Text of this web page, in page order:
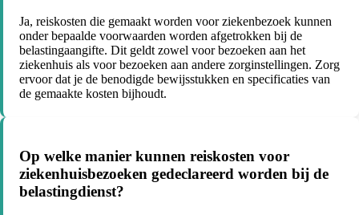
Ja, reiskosten die gemaakt worden voor ziekenbezoek kunnen
onder bepaalde voorwaarden worden afgetrokken bij de
belastingaangifte. Dit geldt zowel voor bezoeken aan het
ziekenhuis als voor bezoeken aan andere zorginstellingen. Zorg
ervoor dat je de benodigde bewijsstukken en specificaties van
de gemaakte kosten bijhoudt.
Op welke manier kunnen reiskosten voor
ziekenhuisbezoeken gedeclareerd worden bij de
belastingdienst?